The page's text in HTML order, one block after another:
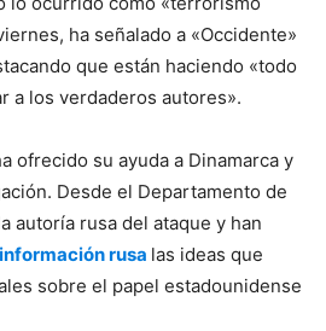
ha señalado a «Occidente»
que están haciendo «todo
a los verdaderos autores».
ofrecido su ayuda a Dinamarca y
Desde el Departamento de
autoría rusa del ataque y han
rusa las ideas que
sobre el papel estadounidense